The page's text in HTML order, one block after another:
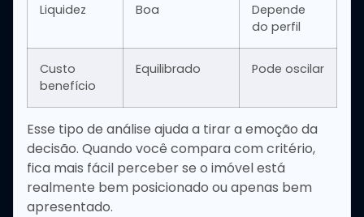
Liquidez Boa
Depende
do perfil
Custo
benefício
Equilibrado Pode oscilar
Esse tipo de análise ajuda a tirar a emoção da
decisão. Quando você compara com critério,
fica mais fácil perceber se o imóvel está
realmente bem posicionado ou apenas bem
apresentado.